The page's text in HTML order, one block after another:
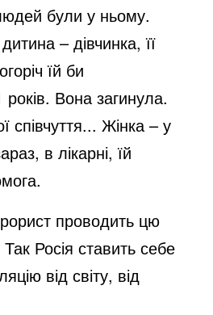
i
d
e
були у ньому.
– дівчинка, її
їй би
Вона загинула.
співчуття... Жінка – у
в лікарні, їй
проводить цю
Росія ставить себе
від світу, від